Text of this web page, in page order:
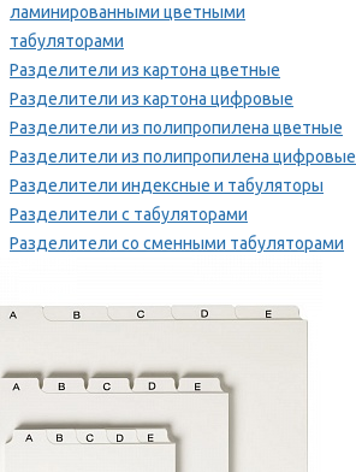
ламинированными цветными
табуляторами
Разделители из картона цветные
Разделители из картона цифровые
Разделители из полипропилена цветные
Разделители из полипропилена цифровые
Разделители индексные и табуляторы
Разделители с табуляторами
Разделители со сменными табуляторами